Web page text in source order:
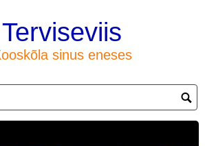
Terviseviis
sinus eneses